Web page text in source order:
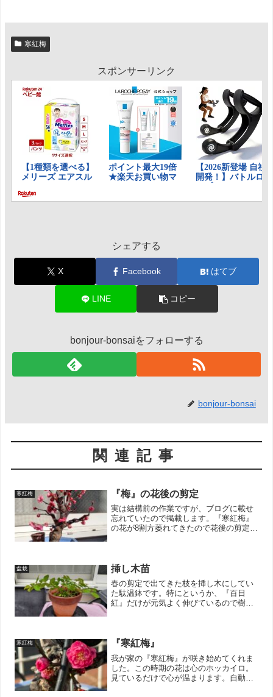
寒紅梅
スポンサーリンク
シェアする
X Facebook はてブ
LINE コピー
bonjour-bonsaiをフォローする
bonjour-bonsai
関連記事
寒紅梅 『梅』の花後の剪定
実は結構前の作業ですが、ブログに載せ
忘れていたので掲載します。『寒紅梅』
の花が8割方萎れてきたので花後の剪定を
し。花もの盆栽、全般的...
盆栽 挿し木苗
春の剪定で出てきた枝を挿し木にしてい
た駄温鉢です。特にというか、『百日
紅』だけが元気よく伸びているので樹勢
梅』で1本だけ成功してい...
寒紅梅 『寒紅梅』
我が家の『寒紅梅』が咲き始めてくれま
した。この時期の花は心のホッカイロ。
見ているだけで心が温まります。自動潅